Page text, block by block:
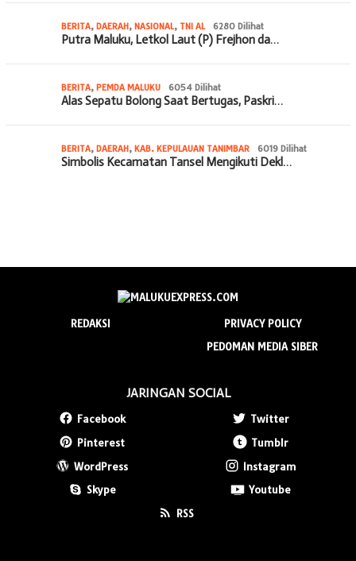
BERITA, DAERAH, NASIONAL, TNI AL 6280 Dilihat
Putra Maluku, Letkol Laut (P) Frejhon da…
BERITA, PEMDA MALUKU 6054 Dilihat
Alas Sepatu Bolong Saat Bertugas, Paskri…
BERITA, DAERAH, KAB. KEPULAUAN TANIMBAR 6019 Dilihat
Simbolis Kecamatan Tansel Mengikuti Dekl…
REDAKSI
PRIVACY POLICY
PEDOMAN MEDIA SIBER
JARINGAN SOCIAL
Facebook
Twitter
Pinterest
Tumblr
WordPress
Instagram
Skype
Youtube
RSS